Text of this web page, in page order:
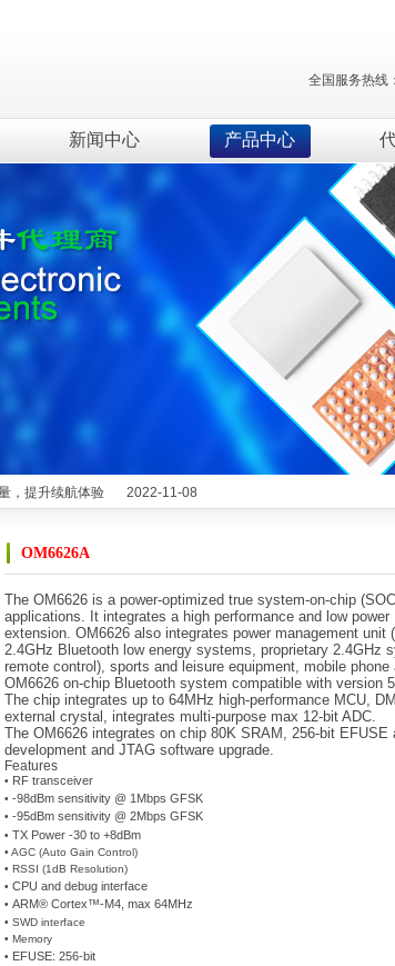
全国服务热线：
新闻中心 产品中心
，提升续航体验
2022-11-08
司的MCU产品达成战略合作
线充电接收方案
2019-04-22
略合作
2018-11-15
绍
2025-12-29
，提升续航体验
2022-11-08
品达成战略合作
2021-08-08
产品达成战略合作
2021-03-19
公司的MCU产品达成战略合作
2020-04-19
2019-04-22
线充电接收方案
2019-04-22
略合作
2018-11-15
OM6626A
The OM6626 is a power-optimized true system-on-chip
applications. It integrates a high performance and low
extension. OM6626 also integrates power management
2.4GHz Bluetooth low energy systems, proprietary 2.4GHz
remote control), sports and leisure equipment, mobile
OM6626 on-chip Bluetooth system compatible with version
The chip integrates up to 64MHz high-performance MCU,
external crystal, integrates multi-purpose max 12-bit ADC.
The OM6626 integrates on chip 80K SRAM, 256-bit
development and JTAG software upgrade.
Features
• RF transceiver
• -98dBm sensitivity @ 1Mbps GFSK
• -95dBm sensitivity @ 2Mbps GFSK
• TX Power -30 to +8dBm
• AGC (Auto Gain Control)
• RSSI (1dB Resolution)
• CPU and debug interface
• ARM® Cortex™-M4, max 64MHz
• SWD interface
• Memory
• EFUSE: 256-bit